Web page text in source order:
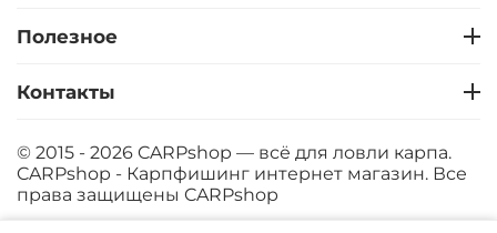
Полезное
Контакты
© 2015 - 2026 CARPshop — всё для ловли карпа.
CARPshop - Карпфишинг интернет магазин. Все
права защищены CARPshop